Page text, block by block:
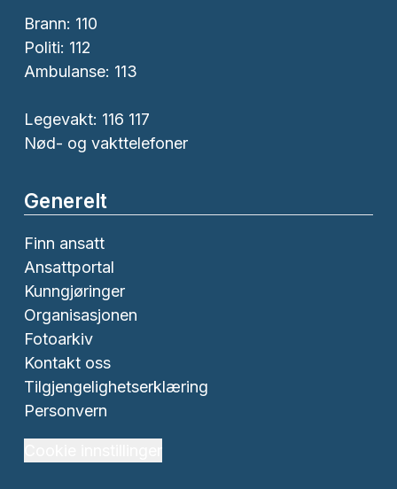
Brann: 110
Politi: 112
Ambulanse: 113
Legevakt: 116 117
Nød- og vakttelefoner
Generelt
Finn ansatt
Ansattportal
Kunngjøringer
Organisasjonen
Fotoarkiv
Kontakt oss
Tilgjengelighetserklæring
Personvern